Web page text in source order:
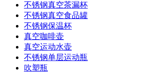
不锈钢真空茶漏杯
不锈钢真空食品罐
不锈钢保温杯
真空咖啡壶
真空运动水壶
不锈钢单层运动瓶
吹塑瓶